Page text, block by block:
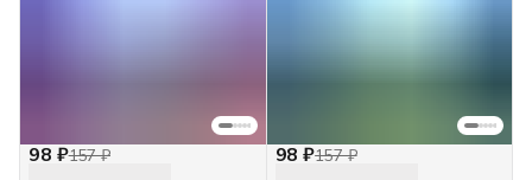
98 ₽157 ₽
98 ₽157 ₽